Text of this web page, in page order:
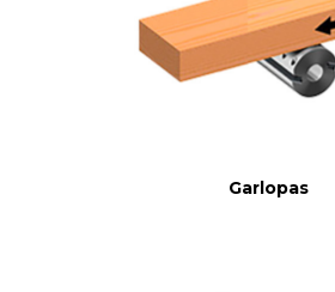
Garlopas